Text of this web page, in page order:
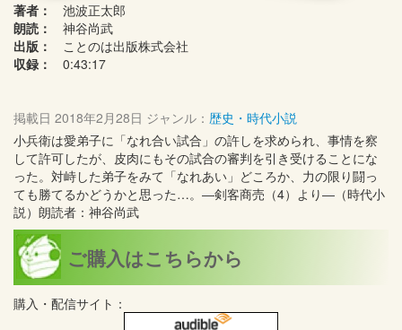
著者：
池波正太郎
朗読：
神谷尚武
出版：
ことのは出版株式会社
収録：
0:43:17
掲載日 2018年2月28日 ジャンル： 歴史・時代小説
小兵衛は愛弟子に「なれ合い試合」の許しを求められ、事情を察
して許可したが、皮肉にもその試合の審判を引き受けることにな
った。対峙した弟子をみて「なれあい」どころか、力の限り闘っ
ても勝てるかどうかと思った…。―剣客商売（4）より―（時代小
説）朗読者：神谷尚武
ご購入はこちらから
購入・配信サイト：